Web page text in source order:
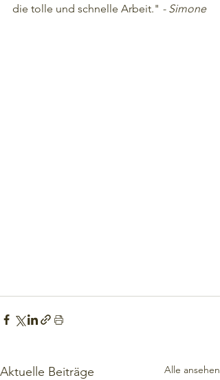
die tolle und schnelle Arbeit." - Simone
Aktuelle Beiträge Alle ansehen